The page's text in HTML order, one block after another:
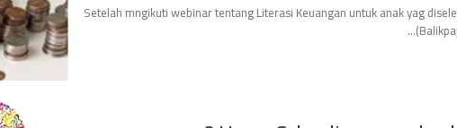
Setelah mngikuti webinar tentang Literasi Keuangan untuk anak yag